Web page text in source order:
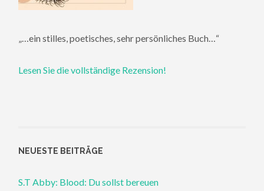
„…ein stilles, poetisches, sehr persönliches Buch…“
Lesen Sie die vollständige Rezension!
NEUESTE BEITRÄGE
S.T Abby: Blood: Du sollst bereuen